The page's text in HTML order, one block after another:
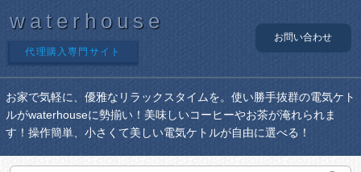
waterhouse
代理購入専門サイト
お問い合わせ
お家で気軽に、優雅なリラックスタイムを。使い勝手抜群の電気ケト
ルがwaterhouseに勢揃い！美味しいコーヒーやお茶が淹れられま
す！操作簡単、小さくて美しい電気ケトルが自由に選べる！